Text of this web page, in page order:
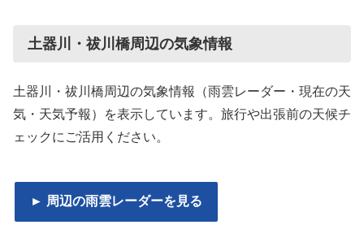
土器川・祓川橋周辺の気象情報
土器川・祓川橋周辺の気象情報（雨雲レーダー・現在の天
気・天気予報）を表示しています。旅行や出張前の天候チ
ェックにご活用ください。
► 周辺の雨雲レーダーを見る